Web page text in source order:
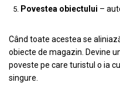
Povestea obiectului –
Când toate acestea se
obiecte de magazin. Devine
poveste pe care turistul o ia
singure.